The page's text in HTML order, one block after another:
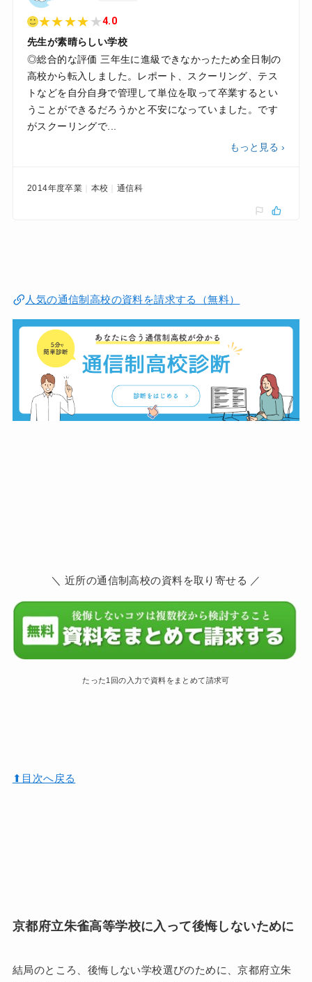
★★★★ ★4.0
先生が素晴らしい学校
◎総合的な評価 三年生に進級できなかったため全日制の
高校から転入しました。レポート、スクーリング、テス
トなどを自分自身で管理して単位を取って卒業するとい
うことができるだろうかと不安になっていました。です
がスクーリングで...
もっと見る ›
2014年度卒業 本校 通信科
人気の通信制高校の資料を請求する（無料）
＼ 近所の通信制高校の資料を取り寄せる ／
たった1回の入力で資料をまとめて請求可
⬆︎目次へ戻る
京都府立朱雀高等学校に入って後悔しないために
結局のところ、後悔しない学校選びのために、京都府立朱